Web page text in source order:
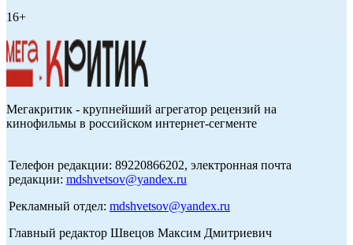
16+
Мегакритик - крупнейший агрегатор рецензий на
кинофильмы в российском интернет-сегменте
Телефон редакции: 89220866202, электронная почта
редакции: mdshvetsov@yandex.ru
Рекламный отдел: mdshvetsov@yandex.ru
Главный редактор Швецов Максим Дмитриевич